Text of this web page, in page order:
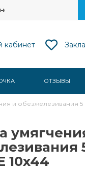
ул. Ваупшасова, д.
кабинет
ОТЗЫВЫ
и обезжелезивания 5
10x44